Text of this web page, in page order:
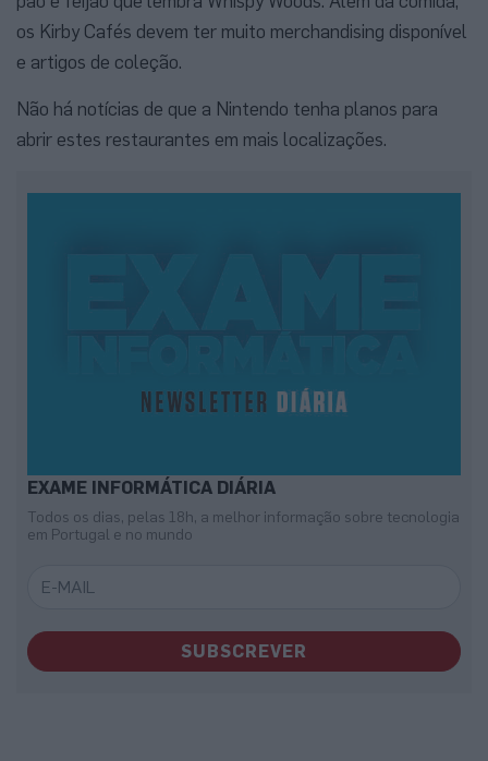
os Kirby Cafés devem ter muito merchandising disponível
e artigos de coleção.
Não há notícias de que a Nintendo tenha planos para
abrir estes restaurantes em mais localizações.
EXAME INFORMÁTICA DIÁRIA
Todos os dias, pelas 18h, a melhor informação sobre tecnologia
em Portugal e no mundo
SUBSCREVER